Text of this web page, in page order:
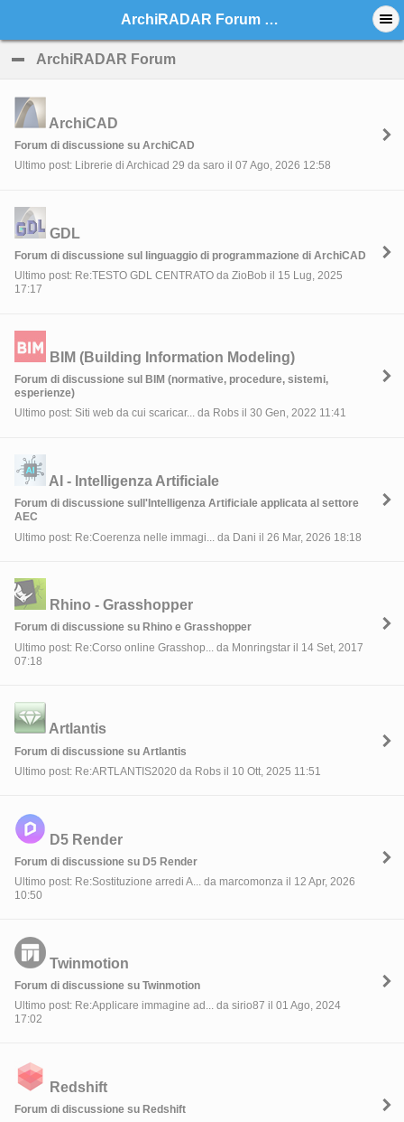
ArchiRADAR Forum - Indice
ArchiRADAR Forum
ArchiCAD
Forum di discussione su ArchiCAD
Ultimo post: Librerie di Archicad 29 da saro il 07 Ago, 2026 12:58
GDL
Forum di discussione sul linguaggio di programmazione di ArchiCAD
Ultimo post: Re:TESTO GDL CENTRATO da ZioBob il 15 Lug, 2025
17:17
BIM (Building Information Modeling)
Forum di discussione sul BIM (normative, procedure, sistemi,
esperienze)
Ultimo post: Siti web da cui scaricar... da Robs il 30 Gen, 2022 11:41
AI - Intelligenza Artificiale
Forum di discussione sull'Intelligenza Artificiale applicata al settore
AEC
Ultimo post: Re:Coerenza nelle immagi... da Dani il 26 Mar, 2026 18:18
Rhino - Grasshopper
Forum di discussione su Rhino e Grasshopper
Ultimo post: Re:Corso online Grasshop... da Monringstar il 14 Set, 2017
07:18
Artlantis
Forum di discussione su Artlantis
Ultimo post: Re:ARTLANTIS2020 da Robs il 10 Ott, 2025 11:51
D5 Render
Forum di discussione su D5 Render
Ultimo post: Re:Sostituzione arredi A... da marcomonza il 12 Apr, 2026
10:50
Twinmotion
Forum di discussione su Twinmotion
Ultimo post: Re:Applicare immagine ad... da sirio87 il 01 Ago, 2024
17:02
Redshift
Forum di discussione su Redshift